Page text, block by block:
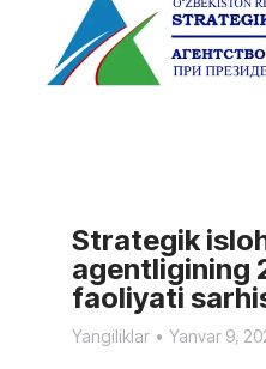
Strategik
agentligining
faoliyati
Yangiliklar Yanvar 9,